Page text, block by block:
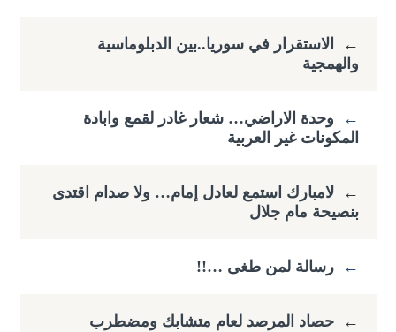
←
الاستقرار في سوريا..بين الدبلوماسية
والهمجية
←
وحدة الاراضي… شعار غادر لقمع وابادة
المكونات غير العربية
←
لامبارك استمع لعادل إمام… ولا صدام اقتدى
بنصيحة مام جلال
← رسالة لمن طغى …!!
← حصاد المرصد لعام متشابك ومضطرب